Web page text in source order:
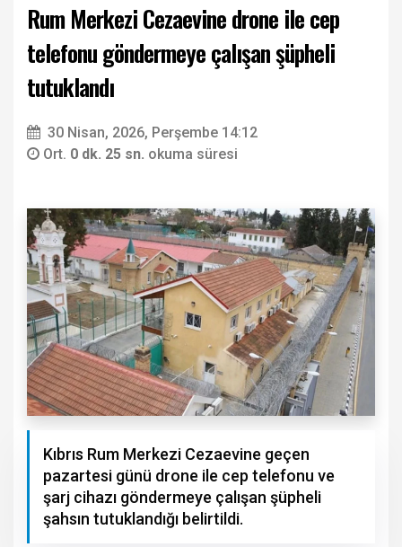
Rum Merkezi Cezaevine drone ile cep
telefonu göndermeye çalışan şüpheli
tutuklandı
30 Nisan, 2026, Perşembe 14:12
Ort. 0 dk. 25 sn. okuma süresi
Kıbrıs Rum Merkezi Cezaevine geçen
pazartesi günü drone ile cep telefonu ve
şarj cihazı göndermeye çalışan şüpheli
şahsın tutuklandığı belirtildi.